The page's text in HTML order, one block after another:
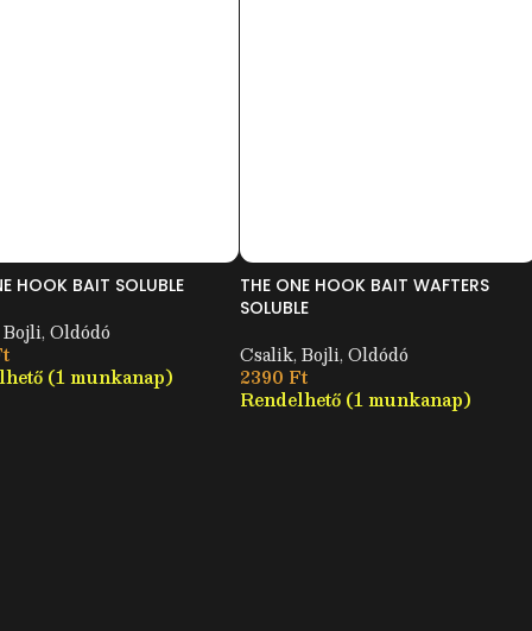
HOOK BAIT SOLUBLE
Bojli, Oldódó
(1 munkanap)
THE ONE HOOK BAIT WAFTERS
SOLUBLE
Csalik, Bojli, Oldódó
2390 Ft
Rendelhető (1 munkanap)